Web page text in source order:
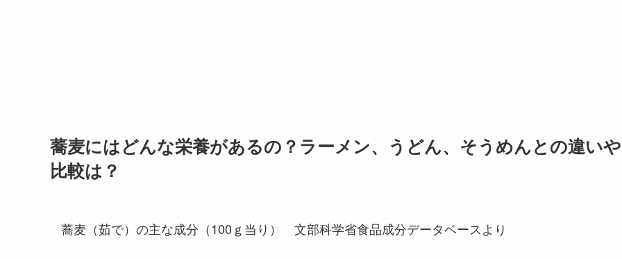
蕎麦にはどんな栄養があるの？ラーメン、うどん、そうめんとの違いや
比較は？
蕎麦（茹で）の主な成分（100ｇ当り） 文部科学省食品成分データベースより